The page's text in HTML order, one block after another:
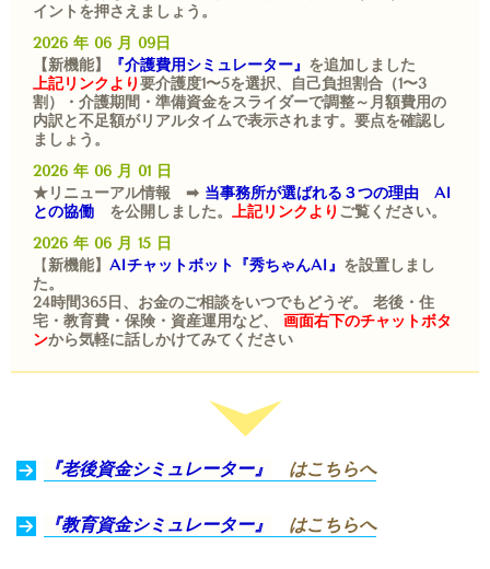
イントを押さえましょう。
2026 年 06 月 09日
【新機能】
『介護費用シミュレーター』 を追加しました
上記リンクより要介護度1〜5を選択、自己負担割合（1〜3
割）・介護期間・準備資金をスライダーで調整～月額費用の
内訳と不足額がリアルタイムで表示されます。 要点を確認し
ましょう。
2026 年 06 月 01 日
★リニューアル情報 ➡ 当事務所が選ばれる３つの理由
AI
との協働 を公開しました。 上記リンクより ご覧ください。
2026 年 06 月 15 日
【新機能】 AIチャットボット『秀ちゃんAI』 を設置しまし
た。
24時間365日、お金のご相談をいつでもどうぞ。 老後・住
宅・教育費・保険・資産運用など、 画面右下のチャットボタ
ンから気軽に話しかけてみてください
『老後資金シミュレーター』 はこちらへ
『教育資金シミュレーター』 はこちらへ